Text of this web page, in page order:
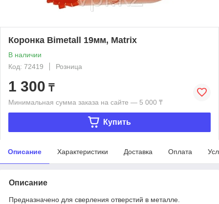
Коронка Bimetall 19мм, Matrix
В наличии
Код: 72419
Розница
1 300 ₸
Минимальная сумма заказа на сайте — 5 000 ₸
Купить
Описание Характеристики Доставка Оплата
Описание
Предназначено для сверления отверстий в металле.